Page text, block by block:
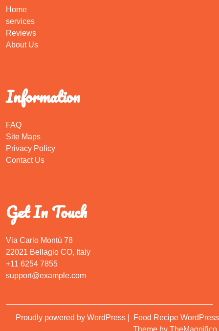
Home
services
Reviews
About Us
Information
FAQ
Site Maps
Privacy Policy
Contact Us
Get In Touch
Via Carlo Montù 78
22021 Bellagio CO, Italy
+11 6254 7855
support@example.com
Proudly powered by WordPress
Food Recipe WordPress
Theme by TheMagnifico.